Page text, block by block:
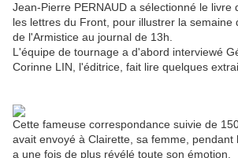
Jean-Pierre PERNAUD a sélectionné le livre
les lettres du Front, pour illustrer la semaine
de l'Armistice au journal de 13h.
L'équipe de tournage a d'abord interviewé
Corinne LIN, l'éditrice, fait lire quelques
Cette fameuse correspondance suivie de
avait envoyé à Clairette, sa femme, pendant
a une fois de plus révélé toute son émotion.